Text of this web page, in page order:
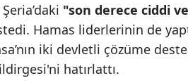
"son derece ciddi
Hamas liderlerinin de
iki devletli çözüme
hatırlattı.